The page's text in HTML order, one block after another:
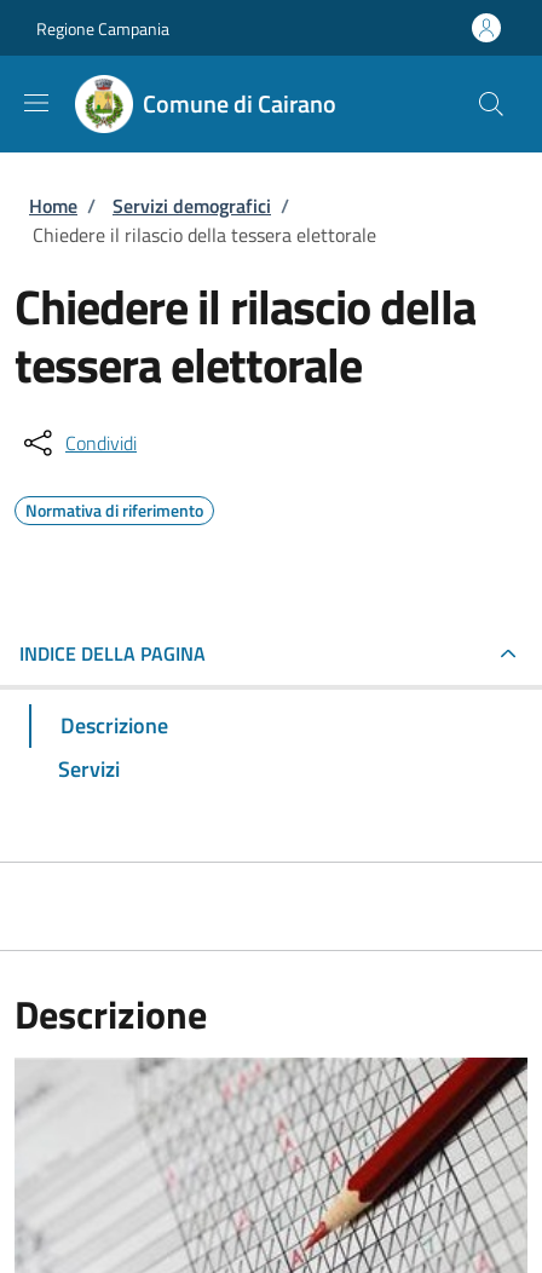
Regione Campania
Comune di Cairano
Briciole di pane
Home / Servizi demografici /
Chiedere il rilascio della tessera elettorale
Chiedere il rilascio della
tessera elettorale
Condividi
Normativa di riferimento
INDICE DELLA PAGINA
Descrizione
Servizi
Descrizione